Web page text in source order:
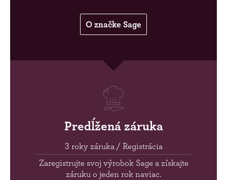
O značke Sage
Predĺžená záruka
3 roky záruka / Registrácia
Zaregistrujte svoj výrobok Sage a získajte
záruku o jeden rok naviac.